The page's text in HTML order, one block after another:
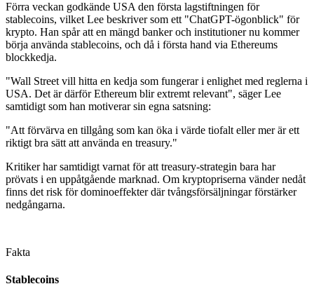
Förra veckan godkände USA den första lagstiftningen för
stablecoins, vilket Lee beskriver som ett "ChatGPT-ögonblick" för
krypto. Han spår att en mängd banker och institutioner nu kommer
börja använda stablecoins, och då i första hand via Ethereums
blockkedja.
"Wall Street vill hitta en kedja som fungerar i enlighet med reglerna i
USA. Det är därför Ethereum blir extremt relevant", säger Lee
samtidigt som han motiverar sin egna satsning:
"Att förvärva en tillgång som kan öka i värde tiofalt eller mer är ett
riktigt bra sätt att använda en treasury."
Kritiker har samtidigt varnat för att treasury-strategin bara har
prövats i en uppåtgående marknad. Om kryptopriserna vänder nedåt
finns det risk för dominoeffekter där tvångsförsäljningar förstärker
nedgångarna.
Fakta
Stablecoins